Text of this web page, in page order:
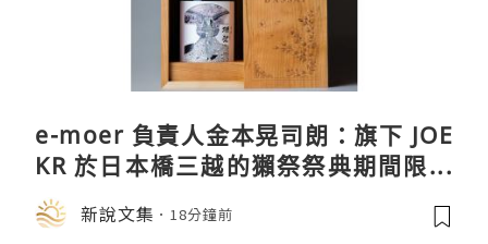
e-moer 負責人金本晃司朗：旗下 JOE
KR 於日本橋三越的獺祭祭典期間限定
店中，與日伸貴金属的東京銀器工匠一
同參展新說文集 18分鐘前